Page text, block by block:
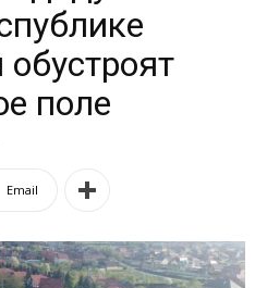
обустроят
поле
Email